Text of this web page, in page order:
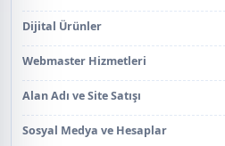
Dijital Ürünler
Webmaster Hizmetleri
Alan Adı ve Site Satışı
Sosyal Medya ve Hesaplar